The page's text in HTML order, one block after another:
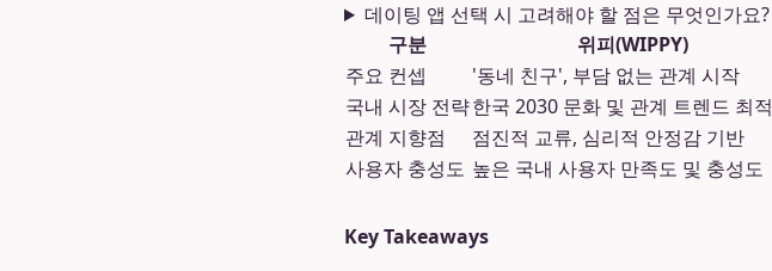
데이팅 앱 선택 시 고려해야 할 점은 무엇인가요?
구분
위피(WIPPY)
주요 컨셉
'동네 친구', 부담 없는 관계 시작
국내 시장 전략한국 2030 문화 및 관계 트렌드 최
관계 지향점
점진적 교류, 심리적 안정감 기반
사용자 충성도 높은 국내 사용자 만족도 및 충성도
Key Takeaways